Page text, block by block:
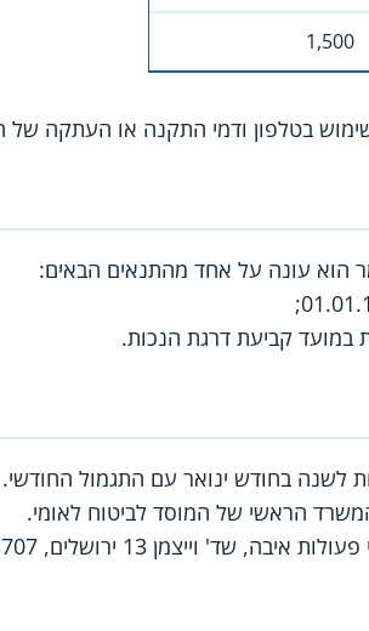
1,500
הוא עונה על אחד מהתנאים הבאים:
לשנה בחודש ינואר עם התגמול החודשי.
הראשי של המוסד לביטוח לאומי.
וייצמן 13 ירושלים, 9543707.